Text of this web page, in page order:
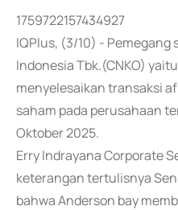
1759722157434927
IQPlus, (3/10) - Pemegang
Indonesia Tbk.(CNKO)
menyelesaikan transaksi
saham pada perusahaan
Oktober 2025.
Erry Indrayana Corporate
keterangan tertulisnya
bahwa Anderson bay